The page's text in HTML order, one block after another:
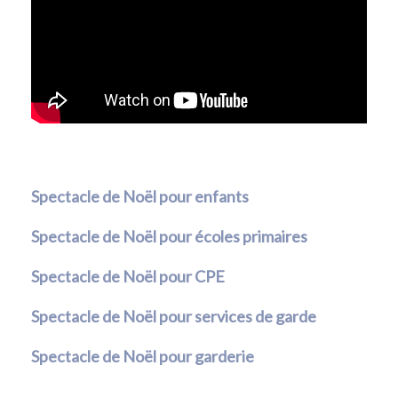
Spectacle de Noël pour enfants
Spectacle de Noël pour écoles primaires
Spectacle de Noël pour CPE
Spectacle de Noël pour services de garde
Spectacle de Noël pour garderie